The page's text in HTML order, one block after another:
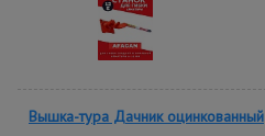
Вышка-тура Дачник оцинкованный